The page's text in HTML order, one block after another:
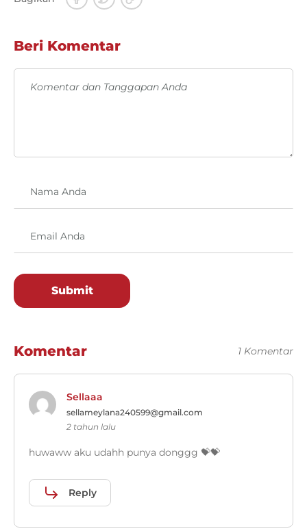
Beri Komentar
Submit
Komentar 1 Komentar
Sellaaa
sellameylana240599@gmail.com
2 tahun lalu
huwaww aku udahh punya donggg 💝💝
Reply